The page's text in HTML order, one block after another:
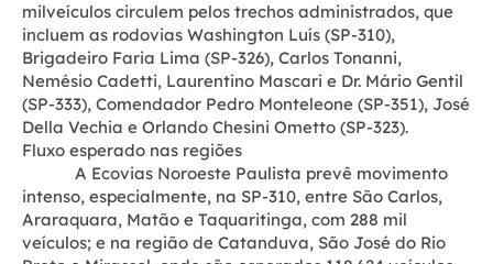
milveículos circulem pelos trechos administrados, que
incluem as rodovias Washington Luís (SP-310),
Brigadeiro Faria Lima (SP-326), Carlos Tonanni,
Nemésio Cadetti, Laurentino Mascari e Dr. Mário Gentil
(SP-333), Comendador Pedro Monteleone (SP-351), José
Della Vechia e Orlando Chesini Ometto (SP-323).
Fluxo esperado nas regiões
A Ecovias Noroeste Paulista prevê movimento
intenso, especialmente, na SP-310, entre São Carlos,
Araraquara, Matão e Taquaritinga, com 288 mil
veículos; e na região de Catanduva, São José do Rio